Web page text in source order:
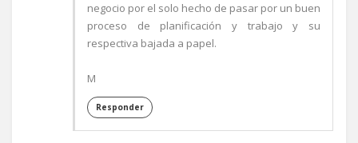
negocio por el solo hecho de pasar por un buen
proceso de planificación y trabajo y su
respectiva bajada a papel.
M
Responder